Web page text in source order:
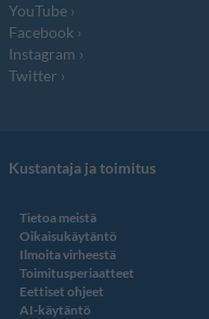
YouTube
Facebook
Instagram
Twitter
Kustantaja ja toimitus
Tietoa meistä
Oikaisukäytäntö
Ilmoita virheestä
Toimitusperiaatteet
Eettiset ohjeet
AI-käytäntö